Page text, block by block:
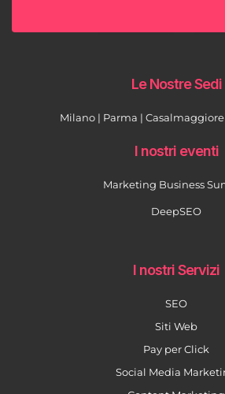
Le Nostre Sedi
Milano | Parma |
I nostri eventi
Marketing Business
DeepSEO
I nostri Servizi
SEO
Siti Web
Pay per Click
Social Media